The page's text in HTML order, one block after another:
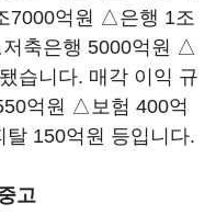
7000억원 △은행 1조
축은행 5000억원 △
습니다. 매각 이익 규
억원 △보험 400억
150억원 등입니다.
고